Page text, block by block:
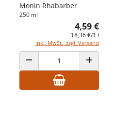
Monin Rhabarber
250 ml
4,59 €
18,36 €/1 l
inkl. MwSt., zzgl. Versand
ANZAHL VERRINGERN ANZAHL